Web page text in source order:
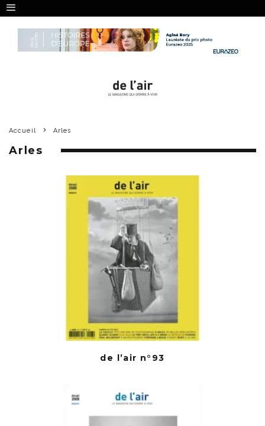
Accueil Arles
Arles
de l’air n°93